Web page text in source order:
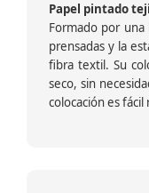
Papel pintado
Formado por
prensadas y la
fibra textil. Su
seco, sin
colocación es fácil